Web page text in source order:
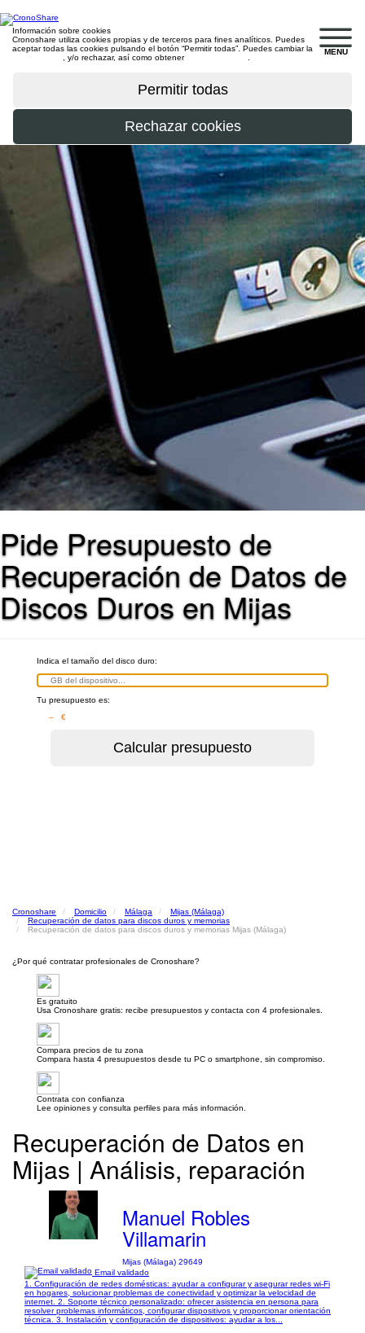
MENU
Información sobre cookies
Cronoshare utiliza cookies propias y de terceros para fines analíticos. Puedes
aceptar todas las cookies pulsando el botón “Permitir todas”. Puedes cambiar la
, y/o rechazar, así como obtener
Pide Presupuesto de
Recuperación de Datos de
Discos Duros en Mijas
Indica el tamaño del disco duro:
Tu presupuesto es:
– €
Cronoshare Domicilio Málaga
Mijas (Málaga)
Recuperación de datos para discos duros y memorias
Recuperación de datos para discos duros y memorias Mijas (Málaga)
¿Por qué contratar profesionales de Cronoshare?
Es gratuito
Usa Cronoshare gratis: recibe presupuestos y contacta con 4 profesionales.
Compara precios de tu zona
Compara hasta 4 presupuestos desde tu PC o smartphone, sin compromiso.
Contrata con confianza
Lee opiniones y consulta perfiles para más información.
Recuperación de Datos en
Mijas | Análisis, reparación
Manuel Robles
Villamarin
Mijas (Málaga) 29649
Email validado
1. Configuración de redes domésticas: ayudar a configurar y asegurar redes wi-Fi
en hogares, solucionar problemas de conectividad y optimizar la velocidad de
internet. 2. Soporte técnico personalizado: ofrecer asistencia en persona para
resolver problemas informáticos, configurar dispositivos y proporcionar orientación
técnica. 3. Instalación y configuración de dispositivos: ayudar a los...